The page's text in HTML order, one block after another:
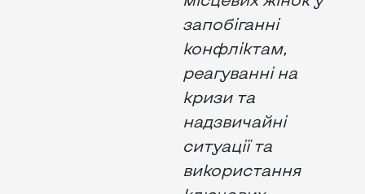
запобіганні
конфліктам,
реагуванні на
кризи та
надзвичайні
ситуації та
використання